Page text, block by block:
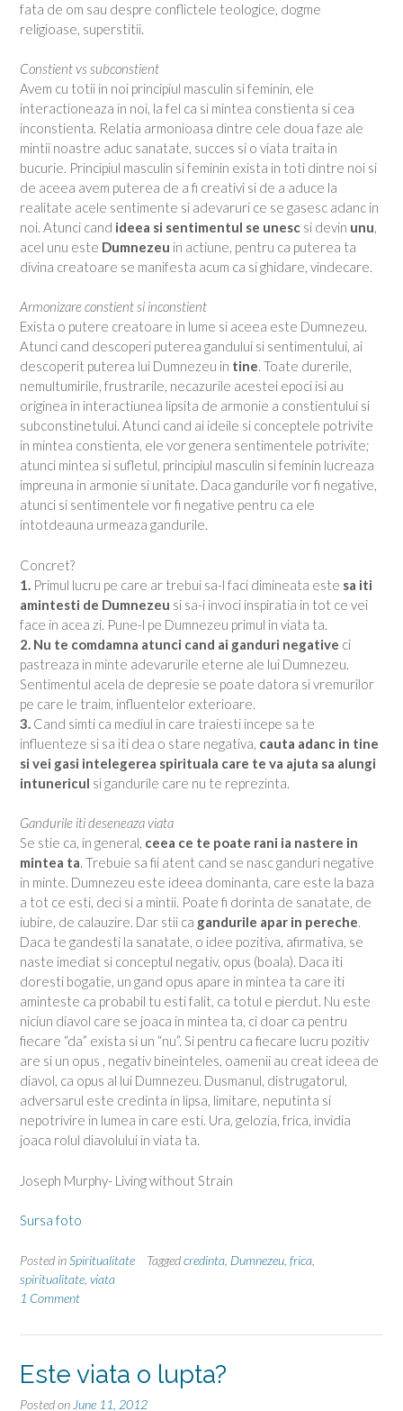
fata de om sau despre conflictele teologice, dogme
religioase, superstitii.
Constient vs subconstient
Avem cu totii in noi principiul masculin si feminin, ele
interactioneaza in noi, la fel ca si mintea constienta si cea
inconstienta. Relatia armonioasa dintre cele doua faze ale
mintii noastre aduc sanatate, succes si o viata traita in
bucurie. Principiul masculin si feminin exista in toti dintre noi si
de aceea avem puterea de a fi creativi si de a aduce la
realitate acele sentimente si adevaruri ce se gasesc adanc in
noi. Atunci cand ideea si sentimentul se unesc si devin unu,
acel unu este Dumnezeu in actiune, pentru ca puterea ta
divina creatoare se manifesta acum ca si ghidare, vindecare.
Armonizare constient si inconstient
Exista o putere creatoare in lume si aceea este Dumnezeu.
Atunci cand descoperi puterea gandului si sentimentului, ai
descoperit puterea lui Dumnezeu in tine. Toate durerile,
nemultumirile, frustrarile, necazurile acestei epoci isi au
originea in interactiunea lipsita de armonie a constientului si
subconstinetului. Atunci cand ai ideile si conceptele potrivite
in mintea constienta, ele vor genera sentimentele potrivite;
atunci mintea si sufletul, principiul masculin si feminin lucreaza
impreuna in armonie si unitate. Daca gandurile vor fi negative,
atunci si sentimentele vor fi negative pentru ca ele
intotdeauna urmeaza gandurile.
Concret?
1.
Primul lucru pe care ar trebui sa-l faci dimineata este sa iti
amintesti de Dumnezeu si sa-i invoci inspiratia in tot ce vei
face in acea zi. Pune-l pe Dumnezeu primul in viata ta.
2. Nu te comdamna atunci cand ai ganduri negative ci
pastreaza in minte adevarurile eterne ale lui Dumnezeu.
Sentimentul acela de depresie se poate datora si vremurilor
pe care le traim, influentelor exterioare.
3. Cand simti ca mediul in care traiesti incepe sa te
influenteze si sa iti dea o stare negativa, cauta adanc in tine
si vei gasi intelegerea spirituala care te va ajuta sa alungi
intunericul si gandurile care nu te reprezinta.
Gandurile iti deseneaza viata
Se stie ca, in general, ceea ce te poate rani ia nastere in
mintea ta. Trebuie sa fii atent cand se nasc ganduri negative
in minte. Dumnezeu este ideea dominanta, care este la baza
a tot ce esti, deci si a mintii. Poate fi dorinta de sanatate, de
iubire, de calauzire. Dar stii ca gandurile apar in pereche.
Daca te gandesti la sanatate, o idee pozitiva, afirmativa, se
naste imediat si conceptul negativ, opus (boala). Daca iti
doresti bogatie, un gand opus apare in mintea ta care iti
aminteste ca probabil tu esti falit, ca totul e pierdut. Nu este
niciun diavol care se joaca in mintea ta, ci doar ca pentru
fiecare “da” exista si un “nu”. Si pentru ca fiecare lucru pozitiv
are si un opus , negativ bineinteles, oamenii au creat ideea de
diavol, ca opus al lui Dumnezeu. Dusmanul, distrugatorul,
adversarul este credinta in lipsa, limitare, neputinta si
nepotrivire in lumea in care esti. Ura, gelozia, frica, invidia
joaca rolul diavolului in viata ta.
Joseph Murphy- Living without Strain
Sursa foto
Posted inSpiritualitate Taggedcredinta Dumnezeu frica
spiritualitate viata
1 Comment
Este viata o lupta?
Posted on June 11, 2012